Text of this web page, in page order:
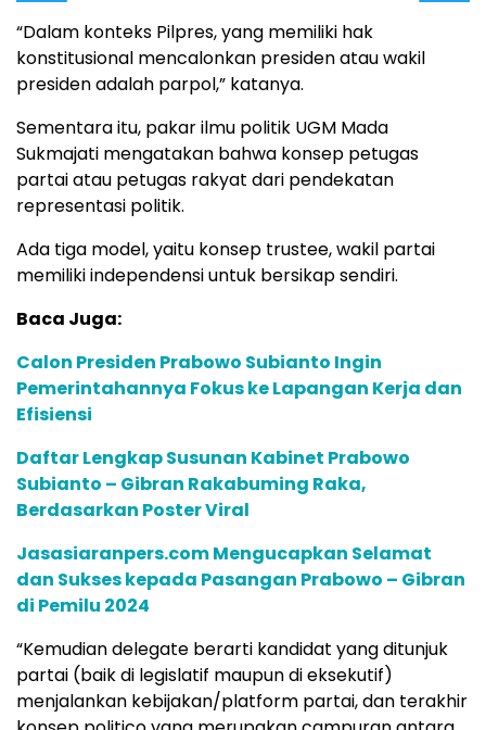
“Dalam konteks Pilpres, yang memiliki hak
konstitusional mencalonkan presiden atau wakil
presiden adalah parpol,” katanya.
Sementara itu, pakar ilmu politik UGM Mada
Sukmajati mengatakan bahwa konsep petugas
partai atau petugas rakyat dari pendekatan
representasi politik.
Ada tiga model, yaitu konsep trustee, wakil partai
memiliki independensi untuk bersikap sendiri.
Baca Juga:
Calon Presiden Prabowo Subianto Ingin
Pemerintahannya Fokus ke Lapangan Kerja dan
Efisiensi
Daftar Lengkap Susunan Kabinet Prabowo
Subianto – Gibran Rakabuming Raka,
Berdasarkan Poster Viral
Jasasiaranpers.com Mengucapkan Selamat
dan Sukses kepada Pasangan Prabowo – Gibran
di Pemilu 2024
“Kemudian delegate berarti kandidat yang ditunjuk
partai (baik di legislatif maupun di eksekutif)
menjalankan kebijakan/platform partai, dan terakhir